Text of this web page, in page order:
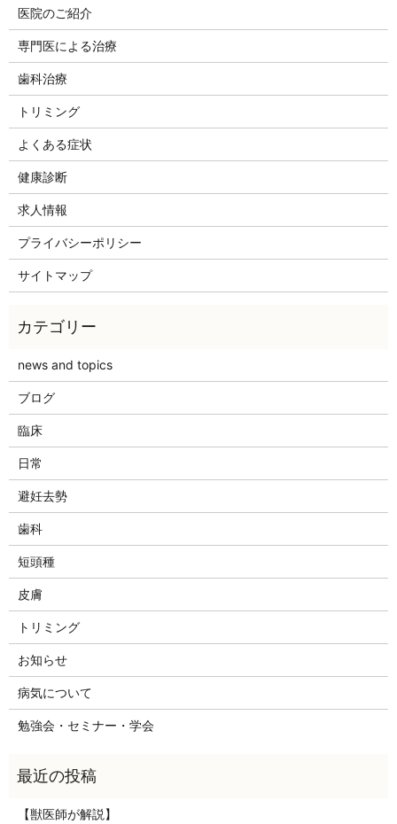
医院のご紹介
専門医による治療
歯科治療
トリミング
よくある症状
健康診断
求人情報
プライバシーポリシー
サイトマップ
news and topics
ブログ
臨床
日常
避妊去勢
歯科
短頭種
皮膚
トリミング
お知らせ
病気について
勉強会・セミナー・学会
【獣医師が解説】